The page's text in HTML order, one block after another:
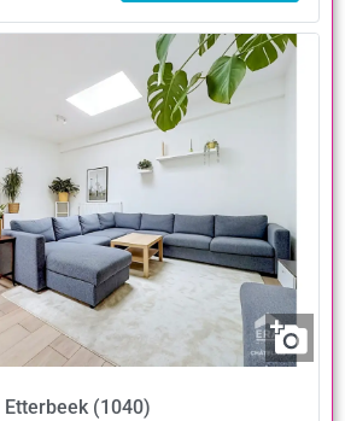
Etterbeek (1040)